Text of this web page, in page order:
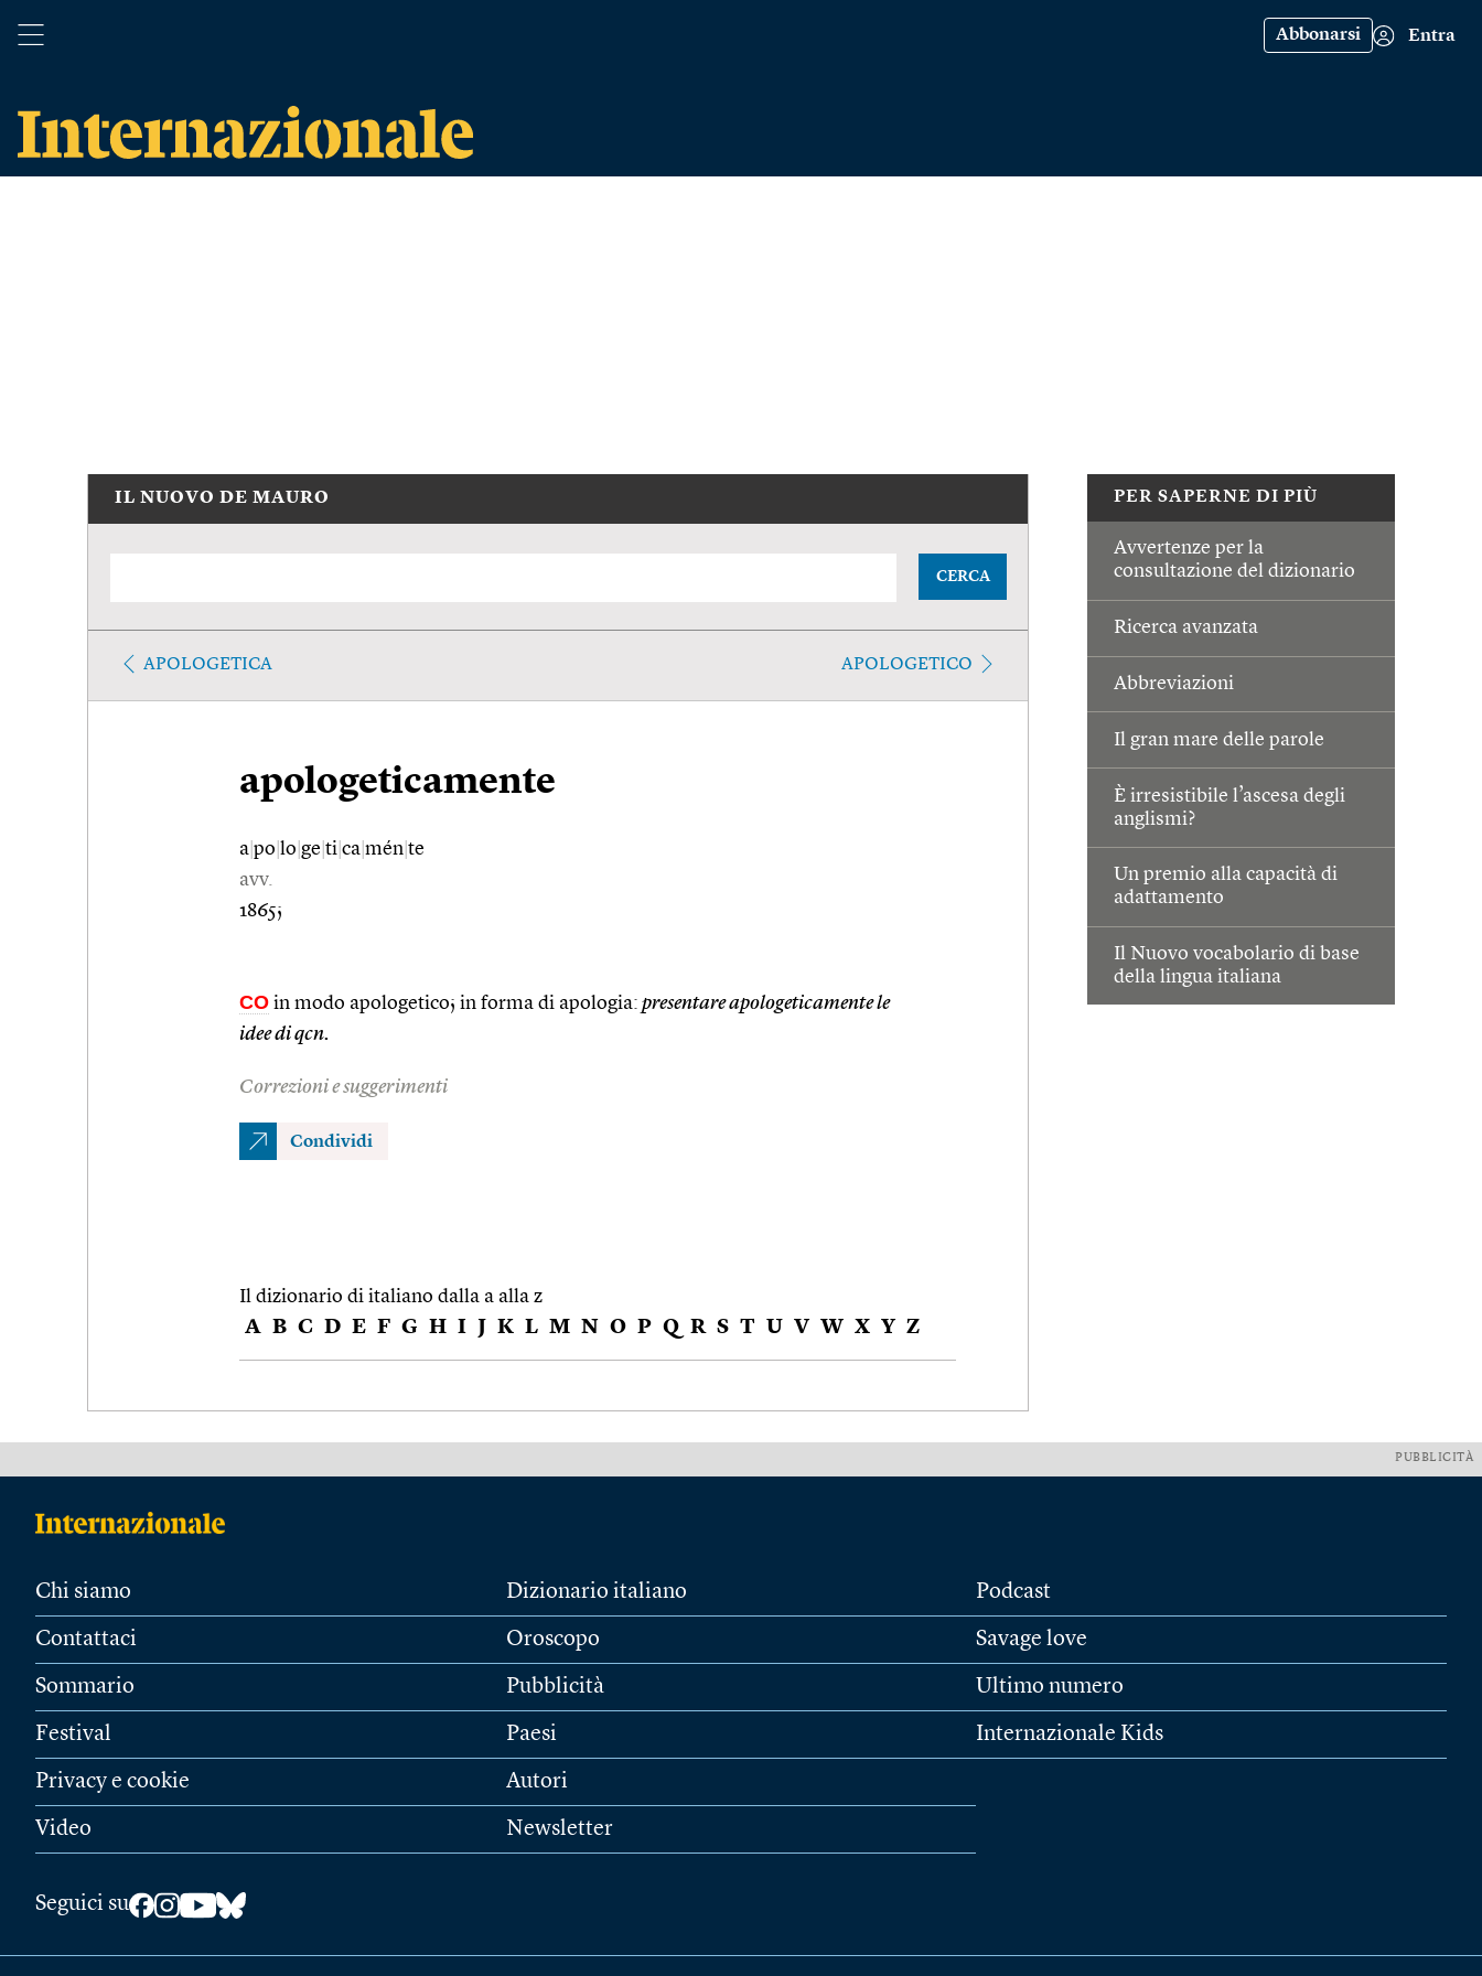
Abbonarsi Entra
PER SAPERNE DI PIÙ
Avvertenze per la
consultazione del dizionario
Ricerca avanzata
Abbreviazioni
Il gran mare delle parole
È irresistibile l’ascesa degli
anglismi?
Un premio alla capacità di
adattamento
Il Nuovo vocabolario di base
della lingua italiana
IL NUOVO DE MAURO
CERCA
APOLOGETICA APOLOGETICO
apologeticamente
a po lo ge ti ca mén te
avv.
1865;
CO in modo apologetico; in forma di apologia: presentare apologeticamente le
idee di qcn.
Correzioni e suggerimenti
Condividi
Il dizionario di italiano dalla a alla z
A B C D E F G H I J K L M N O P Q R S T U V W X Y Z
PUBBLICITÀ
Chi siamo
Contattaci
Sommario
Festival
Privacy e cookie
Video
Dizionario italiano
Oroscopo
Pubblicità
Paesi
Autori
Newsletter
Podcast
Savage love
Ultimo numero
Internazionale Kids
Seguici su